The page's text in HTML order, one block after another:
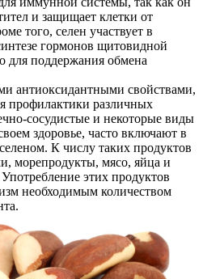
и защищает клетки от
того, селен участвует в
гормонов щитовидной
для поддержания обмена
антиоксидантными свойствами,
профилактики различных
сосудистые и некоторые виды
здоровье, часто включают в
К числу таких продуктов
морепродукты, мясо, яйца и
этих продуктов
необходимым количеством